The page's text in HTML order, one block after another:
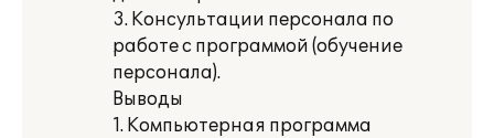
3. Консультации персонала по
работе с программой (обучение
персонала).
Выводы
1. Компьютерная программа